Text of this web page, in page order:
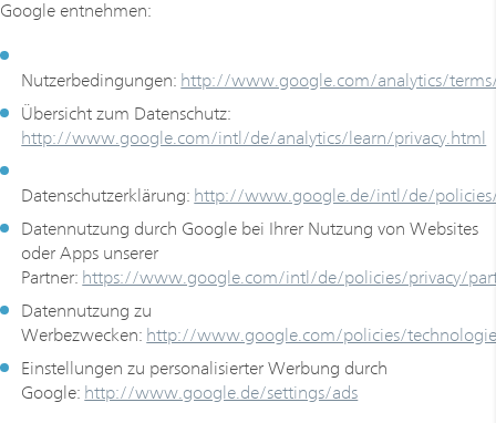
Google entnehmen:
Nutzerbedingungen: http://www.google.com/analytics/
Übersicht zum Datenschutz:
http://www.google.com/intl/de/analytics/learn/privacy.html
Datenschutzerklärung: http://www.google.de/intl/de/
Datennutzung durch Google bei Ihrer Nutzung von Websites
oder Apps unserer
Partner: https://www.google.com/intl/de/policies/privacy/
Datennutzung zu
Werbezwecken: http://www.google.com/policies/
Einstellungen zu personalisierter Werbung durch
Google: http://www.google.de/settings/ads